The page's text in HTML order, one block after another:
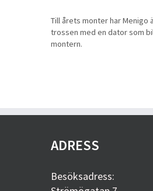
Till årets monter har Menigo
trossen med en dator som
montern.
ADRESS
Besöksadress: